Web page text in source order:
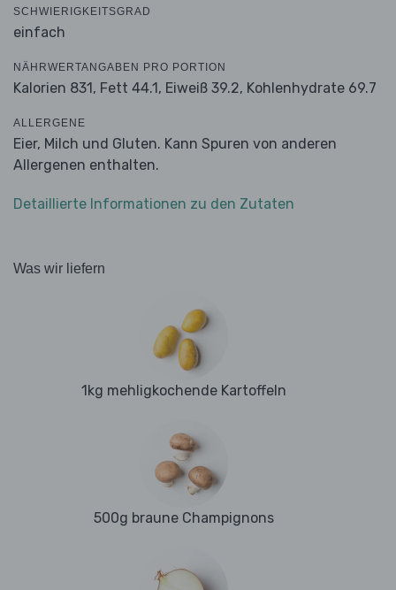
SCHWIERIGKEITSGRAD
einfach
NÄHRWERTANGABEN PRO PORTION
Kalorien 831, Fett 44.1, Eiweiß 39.2, Kohlenhydrate 69.7
ALLERGENE
Eier, Milch und Gluten. Kann Spuren von anderen
Allergenen enthalten.
Detaillierte Informationen zu den Zutaten
Was wir liefern
1kg mehligkochende Kartoffeln
500g braune Champignons